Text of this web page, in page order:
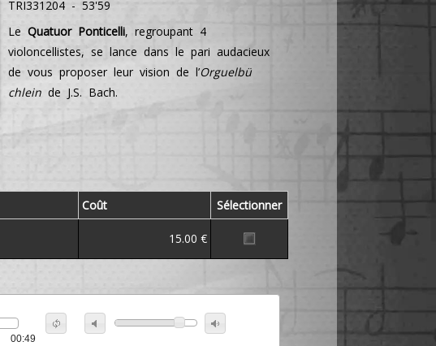
TRI331204 - 53'59
LeQuatuor Ponticelli, regroupant 4
violoncellistes, se lance dans le pari audacieux
de vous proposer leur vision de l’Orguelbü
chlein de J.S. Bach.
Coût Sélectionner
15.00 €
00:49